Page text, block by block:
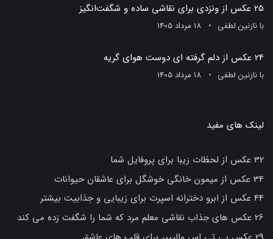
25 عکس از ونزدی برای نقاشی ساده و شگفت‌انگیز
بانازنین لطفی 18 مرداد 1405
24 عکس از دلم گرفته ای دوست هوای گریه
بانازنین لطفی 18 مرداد 1405
لینک های مفید
32 عکس از لحظات زیبا برای پروفایل شما
34 عکس از میمون خانگی خوشگل برای عاشقان حیوانات
44 عکس از ابرو دخترانه اسپرت برای زیبایی و جذابیت بیشتر
26 عکس های جذاب نقاشی معلم مرد که شما را شگفت زده می کند